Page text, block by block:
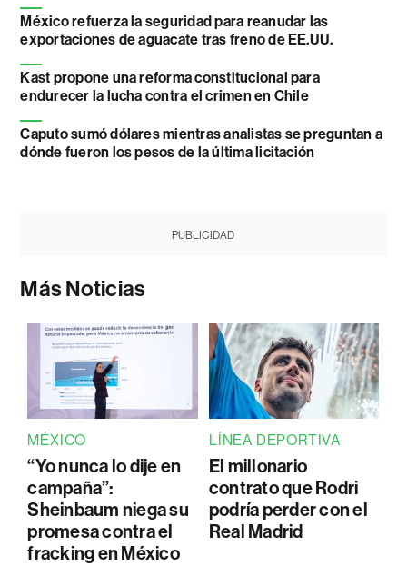
México refuerza la seguridad para reanudar las
exportaciones de aguacate tras freno de EE.UU.
Kast propone una reforma constitucional para
endurecer la lucha contra el crimen en Chile
Caputo sumó dólares mientras analistas se preguntan a
dónde fueron los pesos de la última licitación
PUBLICIDAD
Más Noticias
MÉXICO
“Yo nunca lo dije en
campaña”:
Sheinbaum niega su
promesa contra el
fracking en México
LÍNEA DEPORTIVA
El millonario
contrato que Rodri
podría perder con el
Real Madrid